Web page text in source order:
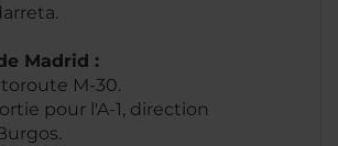
Madrid :
M-30.
pour l'A-1, direction